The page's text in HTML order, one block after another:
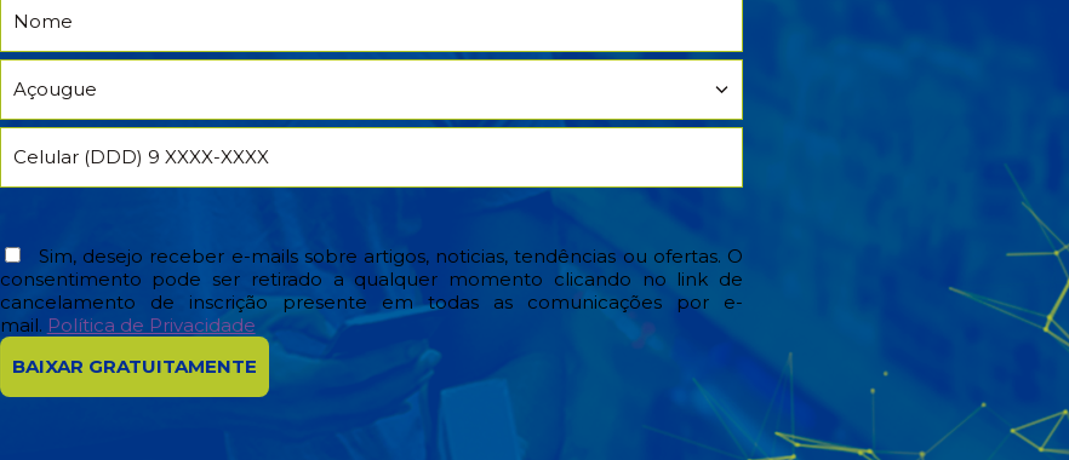
Sim, desejo receber e-mails sobre artigos, noticias, tendências ou ofertas. O
consentimento pode ser retirado a qualquer momento clicando no link de
cancelamento de inscrição presente em todas as comunicações por e-
mail. Política de Privacidade
BAIXAR GRATUITAMENTE